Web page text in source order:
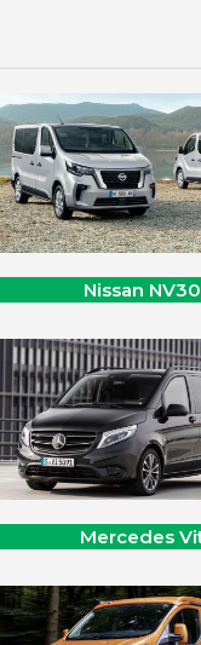
Nissan
Mercedes